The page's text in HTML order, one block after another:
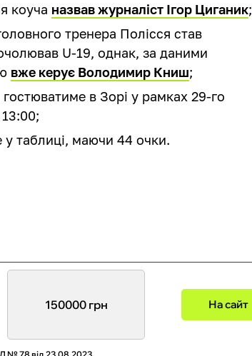
коуча назвав журналіст Ігор Циганик;
тренера Полісся став
U-19, однак, за даними
вже керує Володимир Книш;
в Зорі у рамках 29-го
у таблиці, маючи 44 очки.
150000 грн На сайт